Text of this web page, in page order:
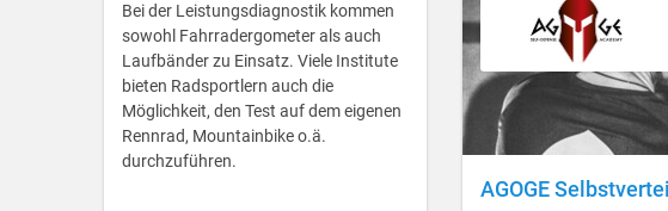
Bei der Leistungsdiagnostik kommen
sowohl Fahrradergometer als auch
Laufbänder zu Einsatz. Viele Institute
bieten Radsportlern auch die
Möglichkeit, den Test auf dem eigenen
Rennrad, Mountainbike o.ä.
durchzuführen.
AGOGE